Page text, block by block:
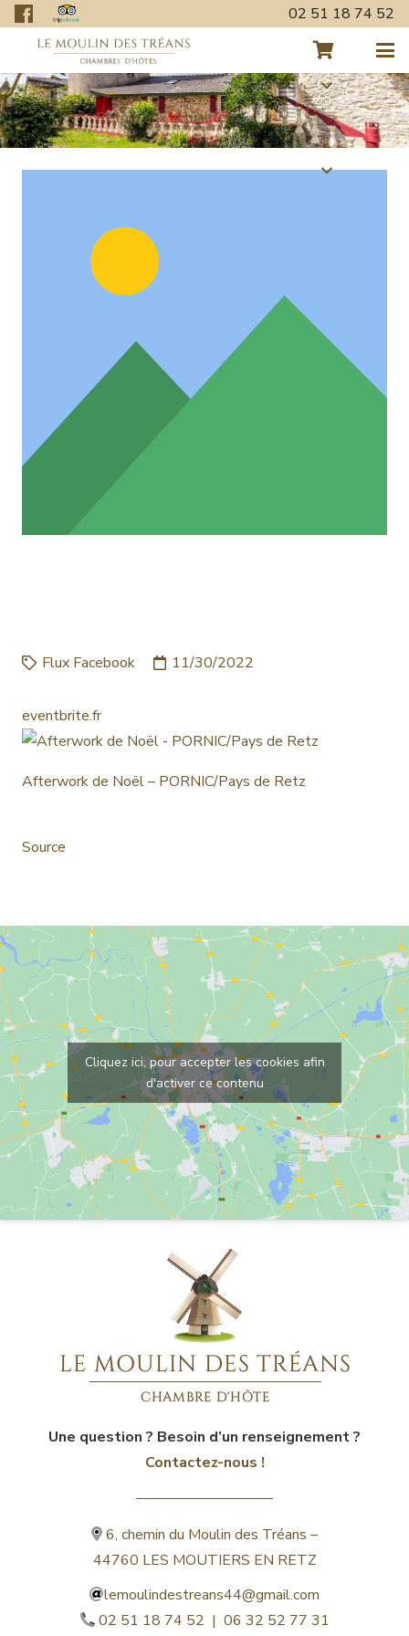
02 51 18 74 52
Retour aux actualités
Flux Facebook 11/30/2022
eventbrite.fr
Afterwork de Noël – PORNIC/Pays de Retz
Source
Cliquez ici, pour accepter les cookies afin
d'activer ce contenu
Une question ? Besoin d’un renseignement ?
Contactez-nous !
6, chemin du Moulin des Tréans –
44760 LES MOUTIERS EN RETZ
lemoulindestreans44@gmail.com
02 51 18 74 52 | 06 32 52 77 31